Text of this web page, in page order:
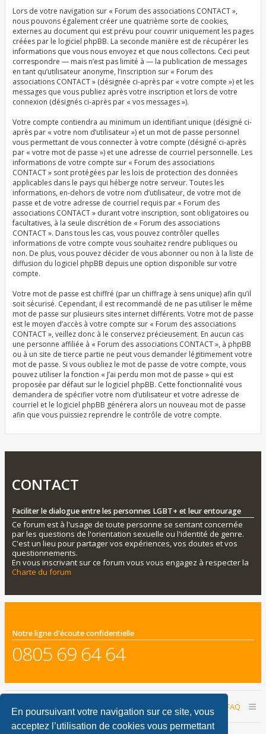
En poursuivant votre navigation sur ce site, vous
acceptez l’utilisation de cookies vous permettant
Lors de votre navigation sur « Forum des associations CONTACT »,
nous pouvons également créer une quatrième sorte de cookies,
externes au document qui est prévu pour couvrir uniquement les pages
créées par le logiciel phpBB. La seconde manière est de récupérer les
informations que vous nous envoyez et que nous collectons. Ceci peut
correspondre — mais n’est pas limité à — la publication de messages
en tant qu’utilisateur anonyme, l’inscription sur « Forum des
associations CONTACT » (désignée ci-après par « votre compte ») et les
messages que vous publiez après votre inscription et lors de votre
connexion (désignés ci-après par « vos messages »).
Votre compte contiendra au minimum un identifiant unique (désigné ci-
après par « votre nom d’utilisateur ») et un mot de passe personnel
vous permettant de vous connecter à votre compte (désigné ci-après
par « votre mot de passe ») et une adresse de courriel personnelle. Les
informations de votre compte sur « Forum des associations
CONTACT » sont protégées par les lois de protection des données
applicables dans le pays qui héberge notre serveur. Toutes les
informations, en-dehors de votre nom d’utilisateur, de votre mot de
passe et de votre adresse de courriel requis par « Forum des
associations CONTACT » durant votre inscription, sont obligatoires ou
facultatives, à la seule discrétion de « Forum des associations
CONTACT ». Dans tous les cas, vous pouvez contrôler quelles
informations de votre compte vous souhaitez rendre publiques ou
non. De plus, vous pouvez décider de vous abonner ou non à la liste de
diffusion du logiciel phpBB depuis une option disponible sur votre
compte.
Votre mot de passe est chiffré (par un chiffrage à sens unique) afin qu’il
soit sécurisé. Cependant, il est recommandé de ne pas utiliser le même
mot de passe sur plusieurs sites internet différents. Votre mot de passe
est le moyen d’accès à votre compte sur « Forum des associations
CONTACT », veillez donc à le conservez précieusement. En aucun cas
une personne affiliée à « Forum des associations CONTACT », à phpBB
ou à un site de tierce partie ne peut vous demander légitimement votre
mot de passe. Si vous oubliez le mot de passe de votre compte, vous
pouvez utiliser la fonction « J’ai perdu mon mot de passe » qui est
proposée par défaut sur le logiciel phpBB. Cette fonctionnalité vous
demandera de spécifier votre nom d’utilisateur et votre adresse de
courriel et le logiciel phpBB générera alors un nouveau mot de passe
afin que vous puissiez reprendre le contrôle de votre compte.
CONTACT
Faciliter le dialogue entre les personnes LGBT+ et leur entourage
Ce forum est à l'usage de toute personne se sentant concernée
par les questions de l'orientation sexuelle ou l'identité de genre.
C'est un lieu pour partager vos expériences, vos doutes et vos
questionnements.
En vous inscrivant sur ce forum vous vous engagez à respecter la
Charte du forum
Notre ligne d'écoute confidentielle
0805 69 64 64
Accueil du forum FAQ
Nous contacter